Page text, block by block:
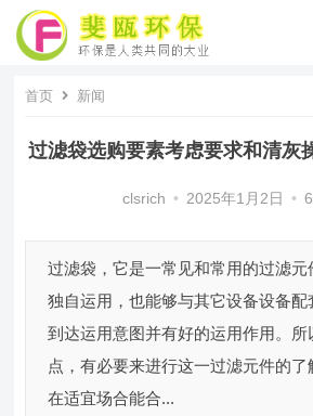
首页 新闻
过滤袋选购要素考虑要求和清灰
clsrich • 2025年1月2日 •
过滤袋，它是一常见和常用的过滤元
独自运用，也能够与其它设备设备
到达运用意图并有好的运用作用。所
点，有必要来进行这一过滤元件的了
在适宜场合能合...